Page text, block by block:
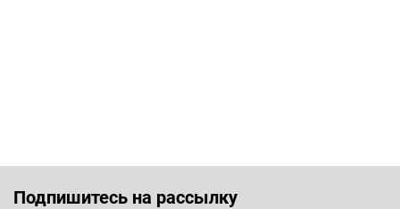
Подпишитесь на рассылку